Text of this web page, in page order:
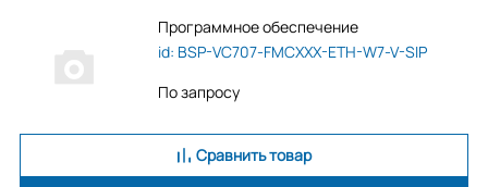
Программное обеспечение
id: BSP-VC707-FMCXXX-ETH-W7-V-SIP
По запросу
Сравнить товар